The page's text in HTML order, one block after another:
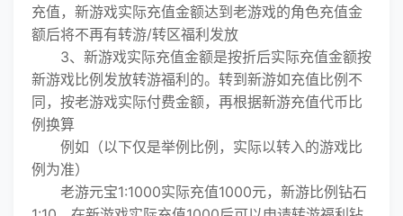
充值，新游戏实际充值金额达到老游戏的角色充值金
额后将不再有转游/转区福利发放
3、新游戏实际充值金额是按折后实际充值金额按
新游戏比例发放转游福利的。转到新游如充值比例不
同，按老游戏实际付费金额，再根据新游充值代币比
例换算
例如（以下仅是举例比例，实际以转入的游戏比
例为准）
老游元宝1:1000实际充值1000元，新游比例钻石